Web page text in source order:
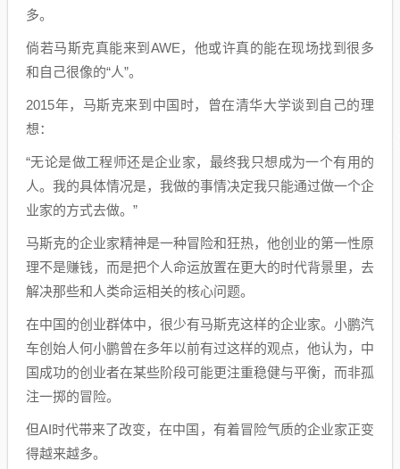
多。
倘若马斯克真能来到AWE，他或许真的能在现场找到很多
和自己很像的“人”。
2015年，马斯克来到中国时，曾在清华大学谈到自己的理
想：
“无论是做工程师还是企业家，最终我只想成为一个有用的
人。我的具体情况是，我做的事情决定我只能通过做一个企
业家的方式去做。”
马斯克的企业家精神是一种冒险和狂热，他创业的第一性原
理不是赚钱，而是把个人命运放置在更大的时代背景里，去
解决那些和人类命运相关的核心问题。
在中国的创业群体中，很少有马斯克这样的企业家。小鹏汽
车创始人何小鹏曾在多年以前有过这样的观点，他认为，中
国成功的创业者在某些阶段可能更注重稳健与平衡，而非孤
注一掷的冒险。
但AI时代带来了改变，在中国，有着冒险气质的企业家正变
得越来越多。